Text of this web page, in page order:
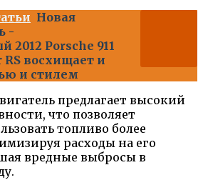
Новая
-
Porsche 911
RS восхищает и
и стилем
предлагает высокий
что позволяет
топливо более
расходы на его
вредные выбросы в